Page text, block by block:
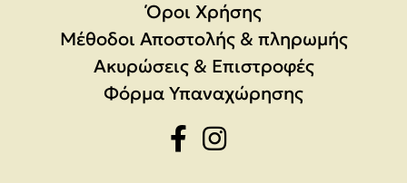
Όροι Χρήσης
Μέθοδοι Αποστολής & πληρωμής
Ακυρώσεις & Επιστροφές
Φόρμα Υπαναχώρησης